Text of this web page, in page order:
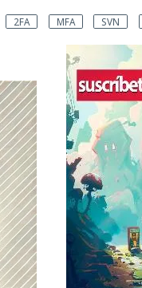
2FA MFA SVN